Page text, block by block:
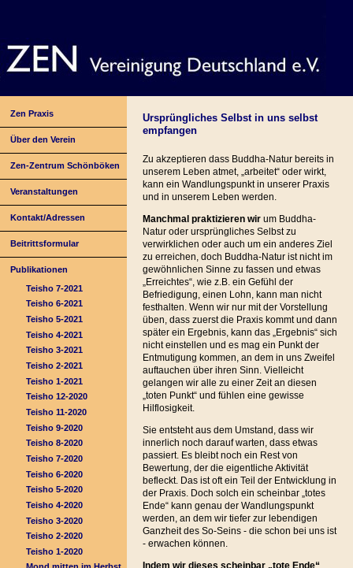
Zen Praxis
Über den Verein
Zen-Zentrum Schönböken
Veranstaltungen
Kontakt/Adressen
Beitrittsformular
Publikationen
Teisho 7-2021
Teisho 6-2021
Teisho 5-2021
Teisho 4-2021
Teisho 3-2021
Teisho 2-2021
Teisho 1-2021
Teisho 12-2020
Teisho 11-2020
Teisho 9-2020
Teisho 8-2020
Teisho 7-2020
Teisho 6-2020
Teisho 5-2020
Teisho 4-2020
Teisho 3-2020
Teisho 2-2020
Teisho 1-2020
Ursprüngliches Selbst in uns selbst
empfangen
Zu akzeptieren dass Buddha-Natur bereits in
unserem Leben atmet, „arbeitet“ oder wirkt,
kann ein Wandlungspunkt in unserer Praxis
und in unserem Leben werden.
Manchmal praktizieren wirum Buddha-
Natur oder ursprüngliches Selbst zu
verwirklichen oder auch um ein anderes Ziel
zu erreichen, doch Buddha-Natur ist nicht im
gewöhnlichen Sinne zu fassen und etwas
„Erreichtes“, wie z.B. ein Gefühl der
Befriedigung, einen Lohn, kann man nicht
festhalten. Wenn wir nur mit der Vorstellung
üben, dass zuerst die Praxis kommt und dann
später ein Ergebnis, kann das „Ergebnis“ sich
nicht einstellen und es mag ein Punkt der
Entmutigung kommen, an dem in uns Zweifel
auftauchen über ihren Sinn. Vielleicht
gelangen wir alle zu einer Zeit an diesen
„toten Punkt“ und fühlen eine gewisse
Hilflosigkeit.
Sie entsteht aus dem Umstand, dass wir
innerlich noch darauf warten, dass etwas
passiert. Es bleibt noch ein Rest von
Bewertung, der die eigentliche Aktivität
befleckt. Das ist oft ein Teil der Entwicklung in
der Praxis. Doch solch ein scheinbar „totes
Ende“ kann genau der Wandlungspunkt
werden, an dem wir tiefer zur lebendigen
Ganzheit des So-Seins - die schon bei uns ist
- erwachen können.
Indem wir dieses scheinbar „tote Ende“